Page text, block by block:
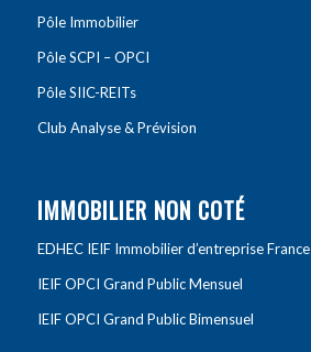
Pôle Immobilier
Pôle SCPI – OPCI
Pôle SIIC-REITs
Club Analyse & Prévision
IMMOBILIER NON COTÉ
EDHEC IEIF Immobilier d’entreprise France
IEIF OPCI Grand Public Mensuel
IEIF OPCI Grand Public Bimensuel